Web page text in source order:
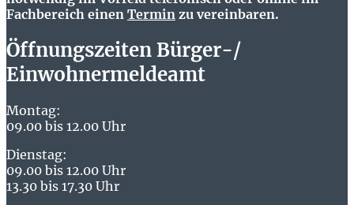
Fachbereich einen Termin zu vereinbaren.
Öffnungszeiten Bürger-/
Einwohnermeldeamt
Montag:
09.00 bis 12.00 Uhr
Dienstag:
09.00 bis 12.00 Uhr
13.30 bis 17.30 Uhr